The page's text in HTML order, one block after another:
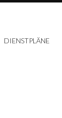
DIENSTPLÄNE